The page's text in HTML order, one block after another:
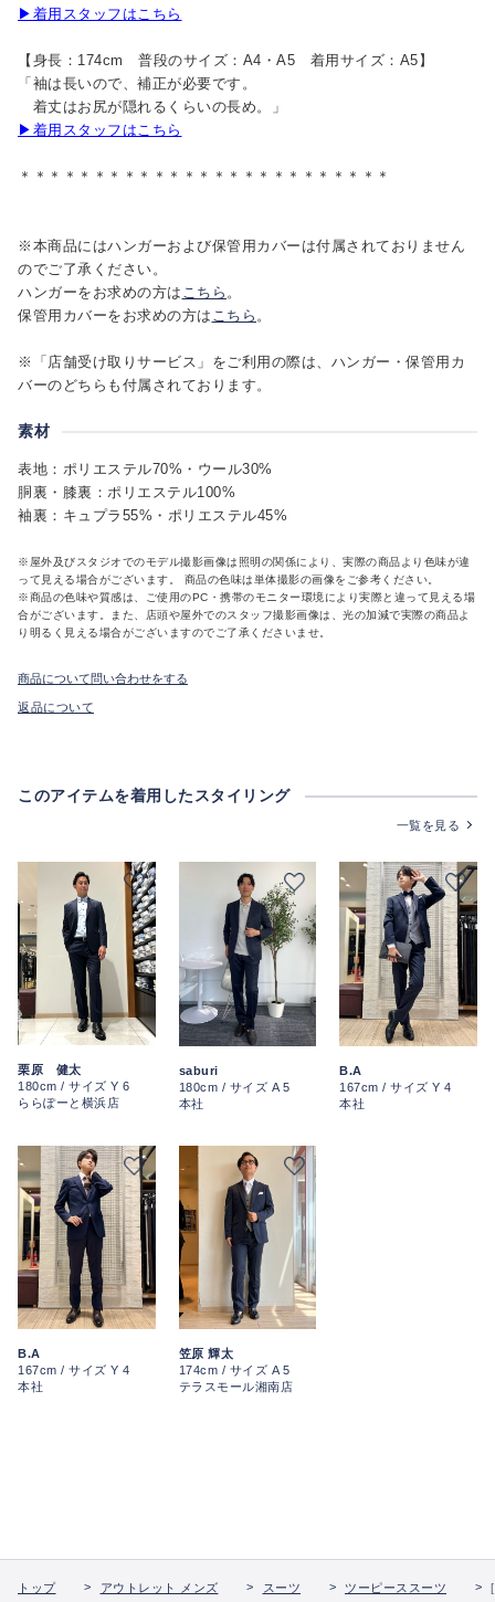
▶着用スタッフはこちら
【身長：174cm 普段のサイズ：A4・A5 着用サイズ：A5】
「袖は長いので、補正が必要です。
着丈はお尻が隠れるくらいの長め。」
▶着用スタッフはこちら
＊＊＊＊＊＊＊＊＊＊＊＊＊＊＊＊＊＊＊＊＊＊＊＊＊
※本商品にはハンガーおよび保管用カバーは付属されておりません
のでご了承ください。
ハンガーをお求めの方は こちら 。
保管用カバーをお求めの方は こちら 。
※「店舗受け取りサービス」をご利用の際は、ハンガー・保管用カ
バーのどちらも付属されております。
素材
表地：ポリエステル70%・ウール30%
胴裏・膝裏：ポリエステル100%
袖裏：キュプラ55%・ポリエステル45%
※屋外及びスタジオでのモデル撮影画像は照明の関係により、実際の商品より色味が違
って見える場合がございます。 商品の色味は単体撮影の画像をご参考ください。
※商品の色味や質感は、ご使用のPC・携帯のモニター環境により実際と違って見える場
合がございます。また、店頭や屋外でのスタッフ撮影画像は、光の加減で実際の商品よ
り明るく見える場合がございますのでご了承くださいませ。
商品について問い合わせをする
返品について
このアイテムを着用したスタイリング
一覧を見る
栗原 健太
180cm / サイズ Y 6
ららぽーと横浜店
saburi
180cm / サイズ A 5
本社
B.A
167cm / サイズ Y 4
本社
B.A
167cm / サイズ Y 4
本社
笠原 輝太
174cm / サイズ A 5
テラスモール湘南店
トップ アウトレット メンズ スーツ ツーピーススーツ